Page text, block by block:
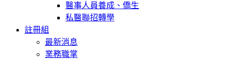
醫事人員養成、僑生
私醫聯招轉學
註冊組
最新消息
業務職掌